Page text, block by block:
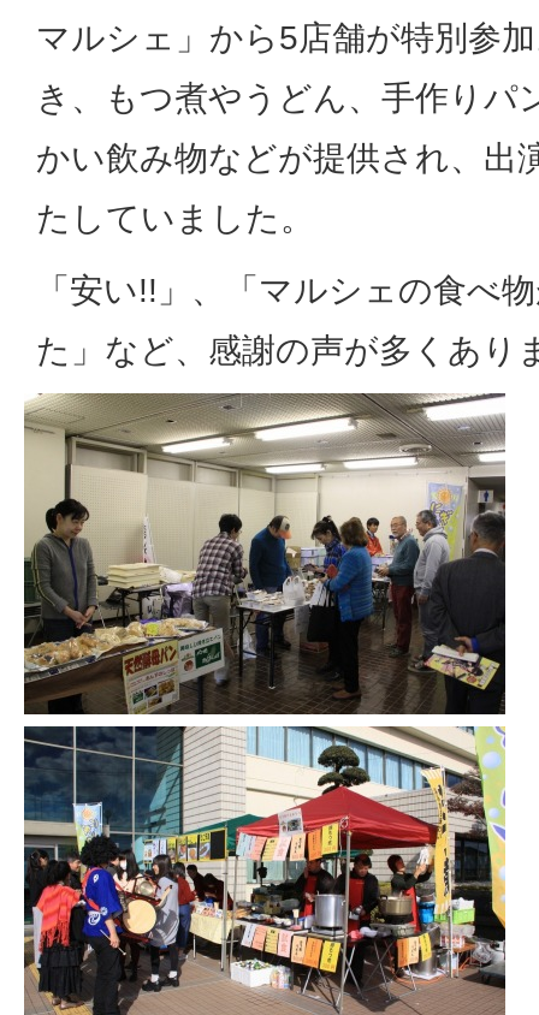
マルシェ」から5店舗が特別参
き、もつ煮やうどん、手作りパ
かい飲み物などが提供され、出
たしていました。
「安い!!」、「マルシェの食べ
た」など、感謝の声が多くあり